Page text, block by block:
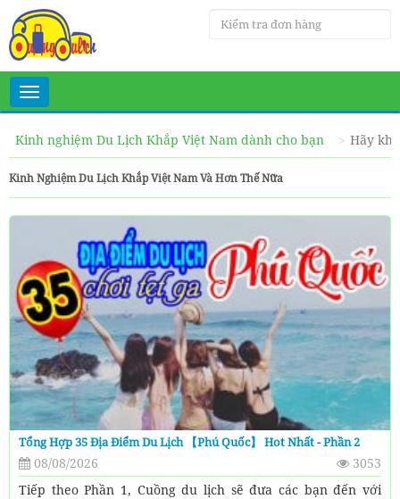
Toggle
navigation
Kinh nghiệm Du Lịch Khắp Việt Nam dành cho bạn
Hãy
Kinh Nghiệm Du Lịch Khắp Việt Nam Và Hơn Thế Nữa
Tổng Hợp 35 Địa Điểm Du Lịch 【Phú Quốc】 Hot Nhất - Phần 2
08/08/2026
3053
Tiếp theo Phần 1, Cuồng du lịch sẽ đưa các bạn đến với